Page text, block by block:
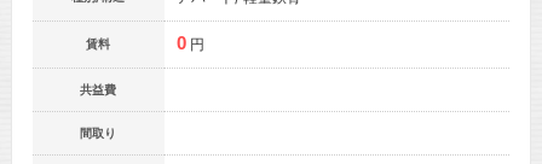
賃料 0 円
共益費
間取り